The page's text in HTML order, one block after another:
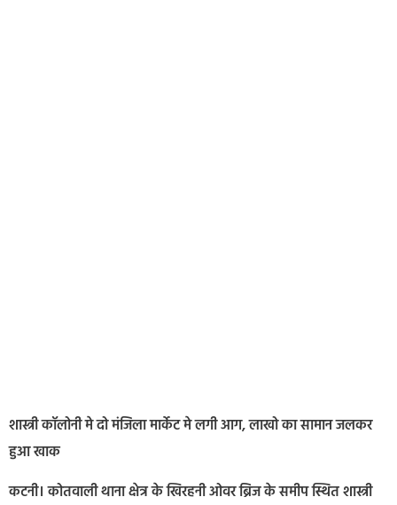
शास्त्री कॉलोनी मे दो मंजिला मार्केट मे लगी आग, लाखो का सामान जलकर
हुआ खाक
कटनी। कोतवाली थाना क्षेत्र के खिरहनी ओवर ब्रिज के समीप स्थित शास्त्री